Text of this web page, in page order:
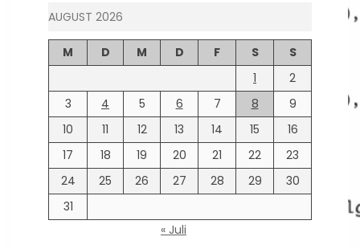
AUGUST 2026
M D M D F S
S
1
2
3
4 5 6 7 8
9
10
11 12 13 14 15
16
17
18 19 20 21 22
23
24
25 26 27 28 29
30
31
« Juli